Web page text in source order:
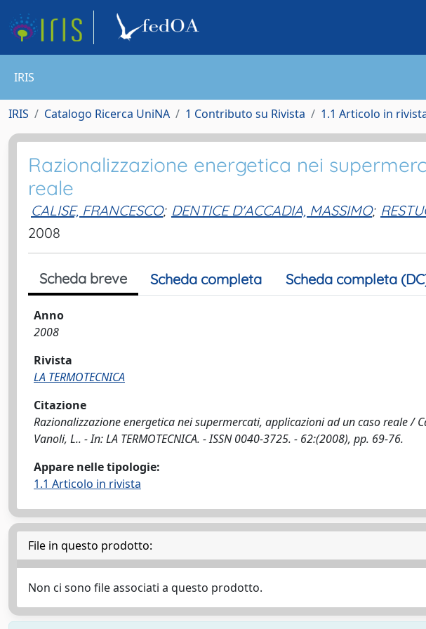
IRIS
IRIS Catalogo Ricerca UniNA 1 Contributo su Rivista 1.1 Articolo in
Razionalizzazione energetica nei
reale
CALISE, FRANCESCO; DENTICE D'ACCADIA, MASSIMO;
2008
Scheda breve Scheda completa Scheda completa
Anno
2008
Rivista
LA TERMOTECNICA
Citazione
Razionalizzazione energetica nei supermercati, applicazioni ad un caso reale /
Vanoli, L.. - In: LA TERMOTECNICA. - ISSN 0040-3725. - 62:(2008), pp. 69-76.
Appare nelle tipologie:
1.1 Articolo in rivista
File in questo prodotto:
Non ci sono file associati a questo prodotto.